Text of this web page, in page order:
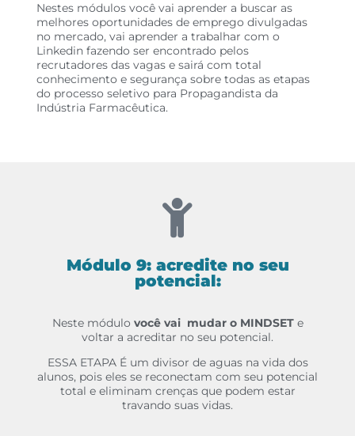
Nestes módulos você vai aprender a buscar as
melhores oportunidades de emprego divulgadas
no mercado, vai aprender a trabalhar com o
Linkedin fazendo ser encontrado pelos
recrutadores das vagas e sairá com total
conhecimento e segurança sobre todas as etapas
do processo seletivo para Propagandista da
Indústria Farmacêutica.
Módulo 9: acredite no seu
potencial:
Neste módulo você vai mudar o MINDSETe
voltar a acreditar no seu potencial.
ESSA ETAPA É um divisor de aguas na vida dos
alunos, pois eles se reconectam com seu potencial
total e eliminam crenças que podem estar
travando suas vidas.